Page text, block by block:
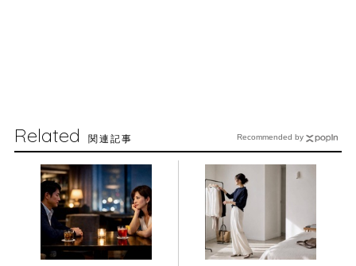
Related 関連記事 Recommended by